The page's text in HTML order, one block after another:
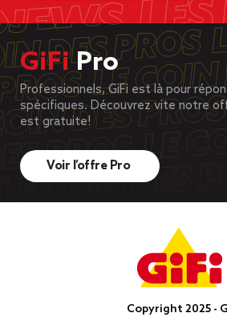
GiFiPro
Professionnels, GiFi est là pour
spécifiques. Découvrez vite notre
est gratuite!
Voir l’offre Pro
Copyright 2025 -